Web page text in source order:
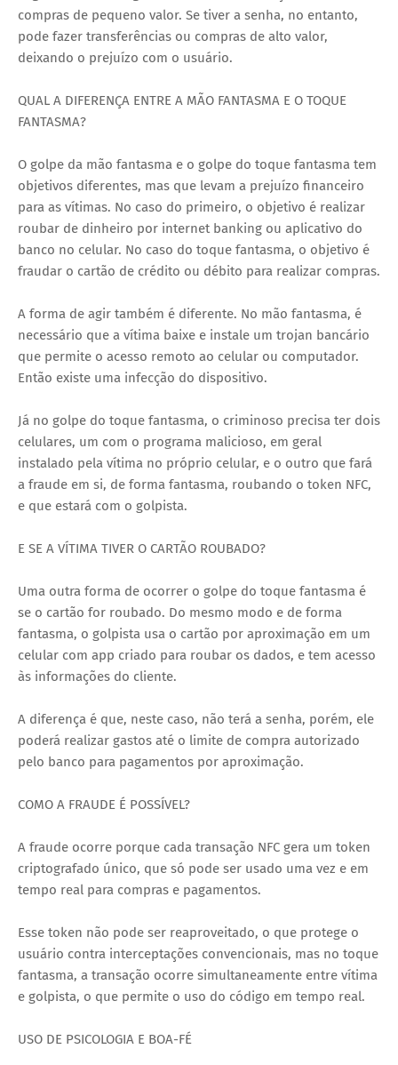
compras de pequeno valor. Se tiver a senha, no entanto,
pode fazer transferências ou compras de alto valor,
deixando o prejuízo com o usuário.
QUAL A DIFERENÇA ENTRE A MÃO FANTASMA E O TOQUE
FANTASMA?
O golpe da mão fantasma e o golpe do toque fantasma tem
objetivos diferentes, mas que levam a prejuízo financeiro
para as vítimas. No caso do primeiro, o objetivo é realizar
roubar de dinheiro por internet banking ou aplicativo do
banco no celular. No caso do toque fantasma, o objetivo é
fraudar o cartão de crédito ou débito para realizar compras.
A forma de agir também é diferente. No mão fantasma, é
necessário que a vítima baixe e instale um trojan bancário
que permite o acesso remoto ao celular ou computador.
Então existe uma infecção do dispositivo.
Já no golpe do toque fantasma, o criminoso precisa ter dois
celulares, um com o programa malicioso, em geral
instalado pela vítima no próprio celular, e o outro que fará
a fraude em si, de forma fantasma, roubando o token NFC,
e que estará com o golpista.
E SE A VÍTIMA TIVER O CARTÃO ROUBADO?
Uma outra forma de ocorrer o golpe do toque fantasma é
se o cartão for roubado. Do mesmo modo e de forma
fantasma, o golpista usa o cartão por aproximação em um
celular com app criado para roubar os dados, e tem acesso
às informações do cliente.
A diferença é que, neste caso, não terá a senha, porém, ele
poderá realizar gastos até o limite de compra autorizado
pelo banco para pagamentos por aproximação.
COMO A FRAUDE É POSSÍVEL?
A fraude ocorre porque cada transação NFC gera um token
criptografado único, que só pode ser usado uma vez e em
tempo real para compras e pagamentos.
Esse token não pode ser reaproveitado, o que protege o
usuário contra interceptações convencionais, mas no toque
fantasma, a transação ocorre simultaneamente entre vítima
e golpista, o que permite o uso do código em tempo real.
USO DE PSICOLOGIA E BOA-FÉ